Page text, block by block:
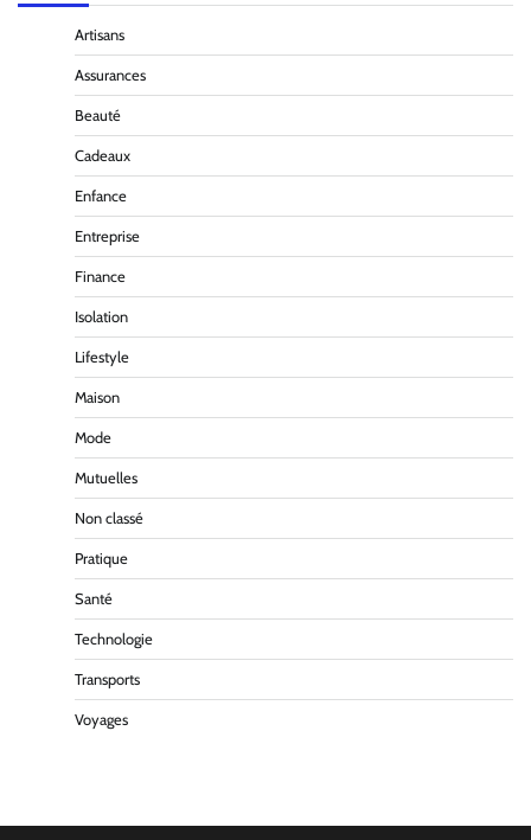
Artisans
Assurances
Beauté
Cadeaux
Enfance
Entreprise
Finance
Isolation
Lifestyle
Maison
Mode
Mutuelles
Non classé
Pratique
Santé
Technologie
Transports
Voyages